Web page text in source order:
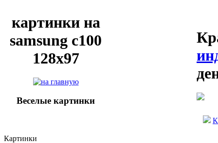
картинки на
samsung c100
128x97
Веселые картинки
Картинки